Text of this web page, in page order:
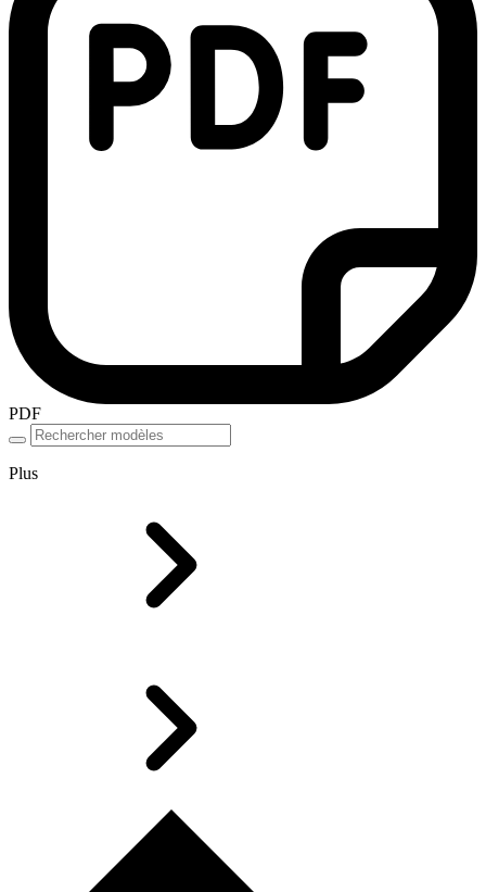
PDF
Plus